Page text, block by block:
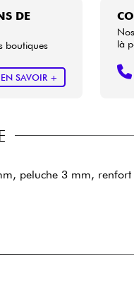
DE
boutiques
EN SAVOIR +
là
peluche 3 mm,